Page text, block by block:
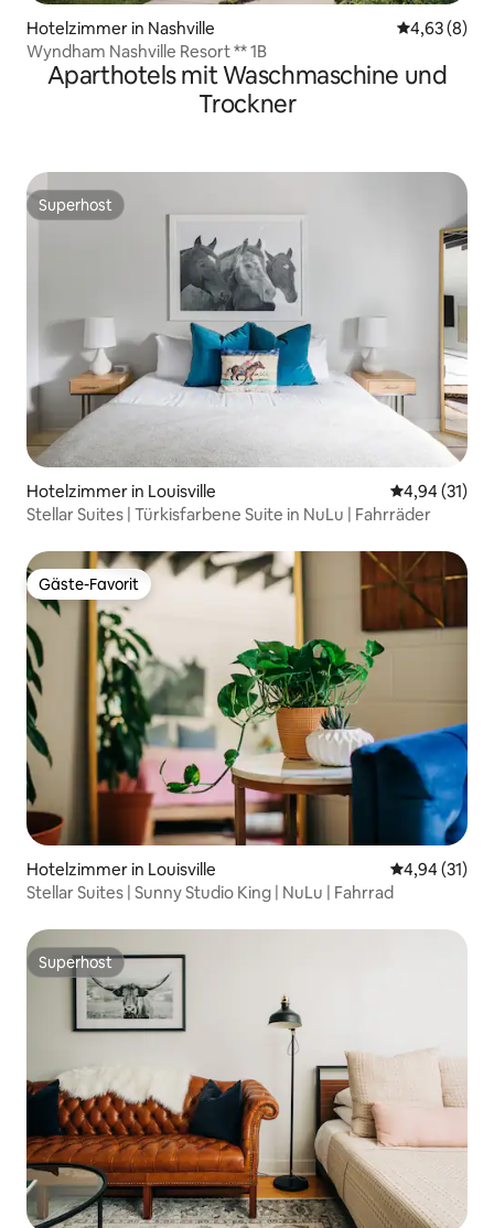
Hotelzimmer in Nashville
4,63 (8)
Wyndham Nashville Resort ** 1B
Aparthotels mit Waschmaschine und
Trockner
Superhost
Superhost
Hotelzimmer in Louisville
4,94 (31)
Stellar Suites | Türkisfarbene Suite in NuLu | Fahrräder
Gäste-Favorit
Gäste-Favorit
Hotelzimmer in Louisville
4,94 (31)
Stellar Suites | Sunny Studio King | NuLu | Fahrrad
Superhost
Superhost